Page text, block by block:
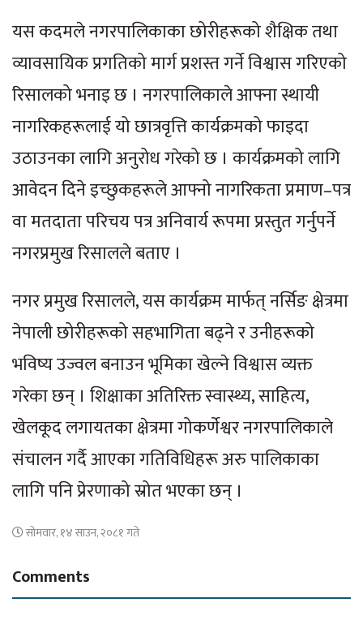
यस कदमले नगरपालिकाका छोरीहरूको शैक्षिक तथा
व्यावसायिक प्रगतिको मार्ग प्रशस्त गर्ने विश्वास गरिएको
रिसालको भनाइ छ । नगरपालिकाले आफ्ना स्थायी
नागरिकहरूलाई यो छात्रवृत्ति कार्यक्रमको फाइदा
उठाउनका लागि अनुरोध गरेको छ । कार्यक्रमको लागि
आवेदन दिने इच्छुकहरूले आफ्नो नागरिकता प्रमाण–पत्र
वा मतदाता परिचय पत्र अनिवार्य रूपमा प्रस्तुत गर्नुपर्ने
नगरप्रमुख रिसालले बताए ।
नगर प्रमुख रिसालले, यस कार्यक्रम मार्फत् नर्सिङ क्षेत्रमा
नेपाली छोरीहरूको सहभागिता बढ्ने र उनीहरूको
भविष्य उज्वल बनाउन भूमिका खेल्ने विश्वास व्यक्त
गरेका छन् । शिक्षाका अतिरिक्त स्वास्थ्य, साहित्य,
खेलकूद लगायतका क्षेत्रमा गोकर्णेश्वर नगरपालिकाले
संचालन गर्दै आएका गतिविधिहरू अरु पालिकाका
लागि पनि प्रेरणाको स्रोत भएका छन् ।
सोमवार, १४ साउन, २०८१ गते
Comments